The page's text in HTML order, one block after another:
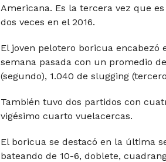
Americana. Es la tercera vez que
dos veces en el 2016.
El joven pelotero boricua encabezó
semana pasada con un promedio
(segundo), 1.040 de slugging
También tuvo dos partidos con
vigésimo cuarto vuelacercas.
El boricua se destacó en la última
bateando de 10-6, doblete,